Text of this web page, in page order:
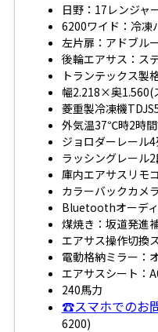
日野：17レンジャ
6200ワイド：冷凍
左片扉：アドブル
後輪エアサス：ス
トランテックス製
幅2.218×奥1.560(
菱重製冷凍機
外気温37℃時2時
ジョロダーレール
ラッシングレール
庫内エアサスリモ
カラーバックカメ
Bluetoothオーデ
煤焼き：坂道発進
エアサス操作切換
電動格納ミラー：
エアサスシート：
240馬力
☎スマホでのお
6200)